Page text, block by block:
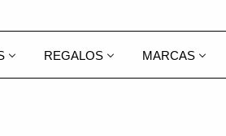
REGALOS MARCAS